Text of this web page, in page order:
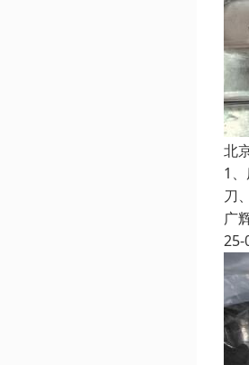
北
1
刀
广
25-